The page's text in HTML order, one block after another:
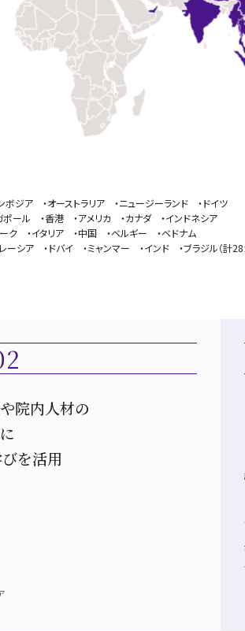
ジア ・オーストラリア ・ニュージーランド ・ドイツ
ポール ・香港 ・アメリカ ・カナダ ・インドネシア
ーク ・イタリア ・中国 ・ベルギー ・ベドナム
ーシア ・ドバイ ・ミャンマー ・インド ・ブラジル（計28
院内人材の
を活用